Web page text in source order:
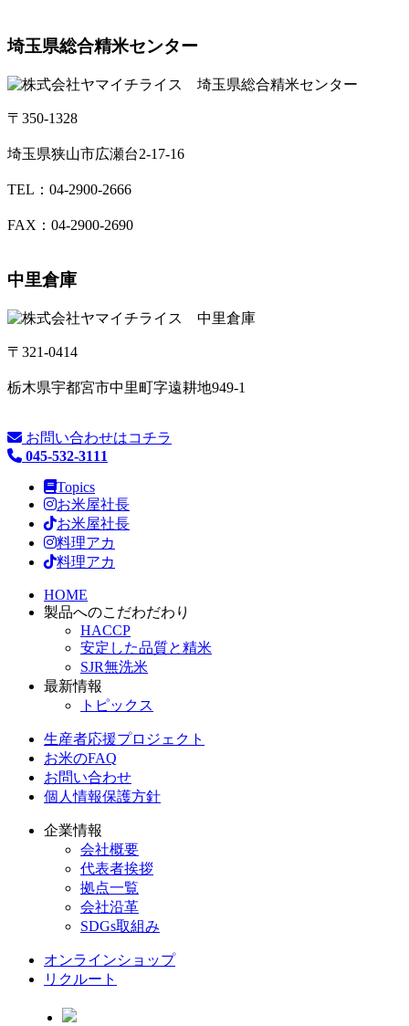
埼玉県総合精米センター
〒350-1328
埼玉県狭山市広瀬台2-17-16
TEL：04-2900-2666
FAX：04-2900-2690
中里倉庫
〒321-0414
栃木県宇都宮市中里町字遠耕地949-1
お問い合わせはコチラ
045-532-3111
Topics
お米屋社長
お米屋社長
料理アカ
料理アカ
HOME
製品へのこだわだわり
HACCP
安定した品質と精米
SJR無洗米
最新情報
トピックス
生産者応援プロジェクト
お米のFAQ
お問い合わせ
個人情報保護方針
企業情報
会社概要
代表者挨拶
拠点一覧
会社沿革
SDGs取組み
オンラインショップ
リクルート